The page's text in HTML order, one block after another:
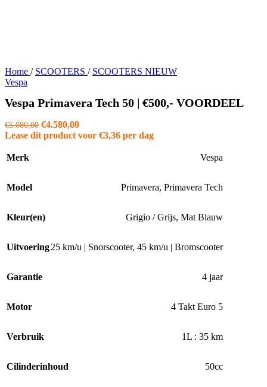
Home / SCOOTERS / SCOOTERS NIEUW
Vespa
Vespa Primavera Tech 50 | €500,- VOORDEEL
€5.080,00 Oorspronkelijke
prijs
€4.580,00Huidige
prijs
Lease dit product voor €3,36 per dag
Merk Vespa
Model Primavera, Primavera Tech
Kleur(en) Grigio / Grijs, Mat Blauw
Uitvoering25 km/u | Snorscooter, 45 km/u | Bromscooter
Garantie 4 jaar
Motor 4 Takt Euro 5
Verbruik 1L : 35 km
Cilinderinhoud 50cc